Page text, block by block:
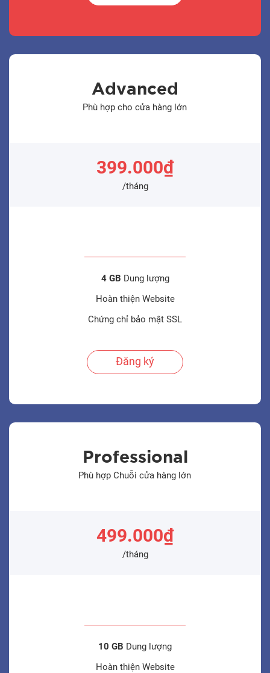
Advanced
Phù hợp cho cửa hàng lớn
399.000₫
/tháng
4 GB Dung lượng
Hoàn thiện Website
Chứng chỉ bảo mật SSL
Đăng ký
Professional
Phù hợp Chuỗi cửa hàng lớn
499.000₫
/tháng
10 GB Dung lượng
Hoàn thiện Website